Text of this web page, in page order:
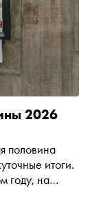
прокат, и
здесь уже не
это кино
2026
половина
итоги.
году, на